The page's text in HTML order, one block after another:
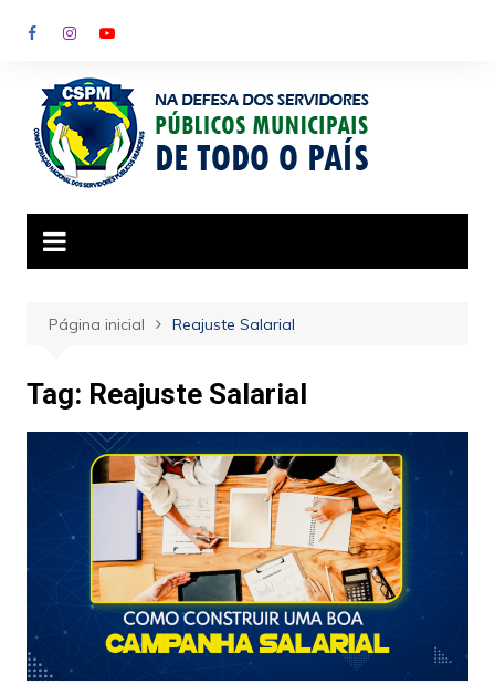
para
conteúdo
Página inicial Reajuste Salarial
Tag: Reajuste Salarial